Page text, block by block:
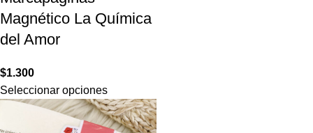
Magnético La Química
del Amor
$1.300
Seleccionar opciones